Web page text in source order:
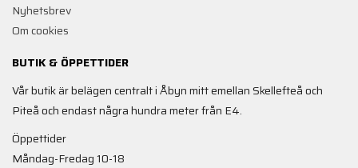
Nyhetsbrev
Om cookies
BUTIK & ÖPPETTIDER
Vår butik är belägen centralt i Åbyn mitt emellan Skellefteå och
Piteå och endast några hundra meter från E4.
Öppettider
Måndag-Fredag 10-18